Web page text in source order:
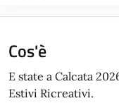
Cos'è
E state a Calcata
Estivi Ricreativi.